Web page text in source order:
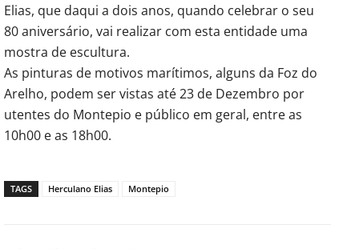
Elias, que daqui a dois anos, quando celebrar o seu
80 aniversário, vai realizar com esta entidade uma
mostra de escultura.
As pinturas de motivos marítimos, alguns da Foz do
Arelho, podem ser vistas até 23 de Dezembro por
utentes do Montepio e público em geral, entre as
10h00 e as 18h00.
TAGS Herculano Elias Montepio